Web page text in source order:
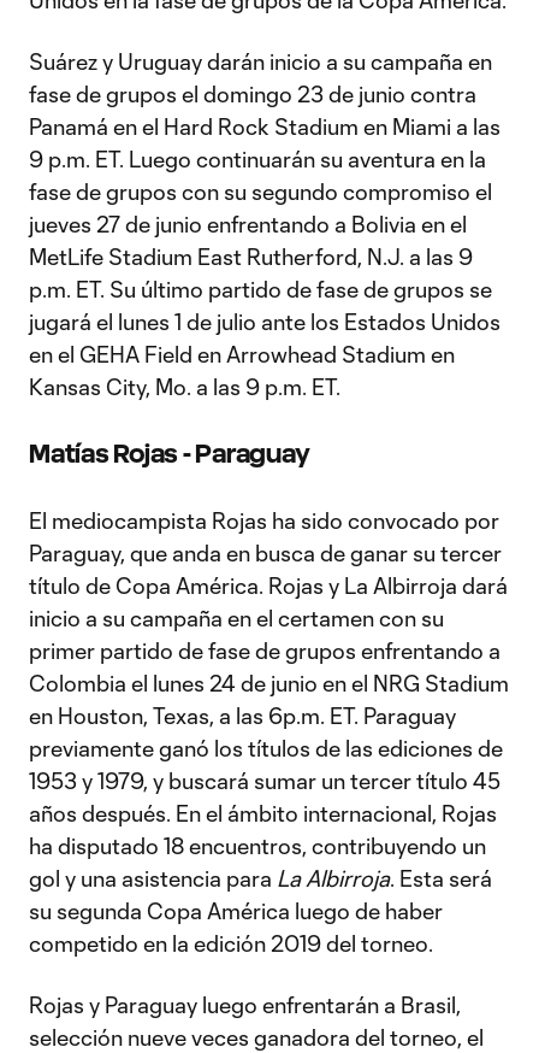
Suárez y Uruguay darán inicio a su campaña en
fase de grupos el domingo 23 de junio contra
Panamá en el Hard Rock Stadium en Miami a las
9 p.m. ET. Luego continuarán su aventura en la
fase de grupos con su segundo compromiso el
jueves 27 de junio enfrentando a Bolivia en el
MetLife Stadium East Rutherford, N.J. a las 9
p.m. ET. Su último partido de fase de grupos se
jugará el lunes 1 de julio ante los Estados Unidos
en el GEHA Field en Arrowhead Stadium en
Kansas City, Mo. a las 9 p.m. ET.
Matías Rojas - Paraguay
El mediocampista Rojas ha sido convocado por
Paraguay, que anda en busca de ganar su tercer
título de Copa América. Rojas y La Albirroja dará
inicio a su campaña en el certamen con su
primer partido de fase de grupos enfrentando a
Colombia el lunes 24 de junio en el NRG Stadium
en Houston, Texas, a las 6p.m. ET. Paraguay
previamente ganó los títulos de las ediciones de
1953 y 1979, y buscará sumar un tercer título 45
años después. En el ámbito internacional, Rojas
ha disputado 18 encuentros, contribuyendo un
gol y una asistencia para La Albirroja. Esta será
su segunda Copa América luego de haber
competido en la edición 2019 del torneo.
Rojas y Paraguay luego enfrentarán a Brasil,
selección nueve veces ganadora del torneo, el